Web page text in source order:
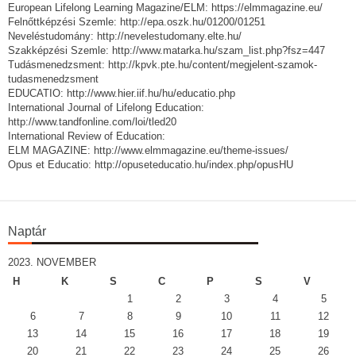
European Lifelong Learning Magazine/ELM: https://elmmagazine.eu/
Felnőttképzési Szemle: http://epa.oszk.hu/01200/01251
Neveléstudomány: http://nevelestudomany.elte.hu/
Szakképzési Szemle: http://www.matarka.hu/szam_list.php?fsz=447
Tudásmenedzsment: http://kpvk.pte.hu/content/megjelent-szamok-
tudasmenedzsment
EDUCATIO: http://www.hier.iif.hu/hu/educatio.php
International Journal of Lifelong Education:
http://www.tandfonline.com/loi/tled20
International Review of Education:
ELM MAGAZINE: http://www.elmmagazine.eu/theme-issues/
Opus et Educatio: http://opuseteducatio.hu/index.php/opusHU
Naptár
2023. NOVEMBER
H
K S C P S
V
1
2 3 4
5
6
7 8 9 10 11
12
13
14 15 16 17 18
19
20
21 22 23 24 25
26